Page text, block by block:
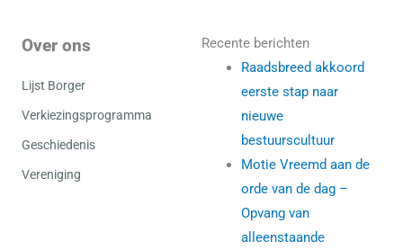
Over ons
Lijst Borger
Verkiezingsprogramma
Geschiedenis
Vereniging
Recente berichten
Raadsbreed akkoord
eerste stap naar
nieuwe
bestuurscultuur
Motie Vreemd aan de
orde van de dag –
Opvang van
alleenstaande